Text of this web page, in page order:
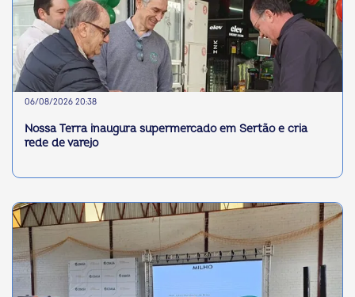
06/08/2026 20:38
Nossa Terra inaugura supermercado em Sertão e cria
rede de varejo